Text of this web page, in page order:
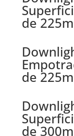
de
de
de